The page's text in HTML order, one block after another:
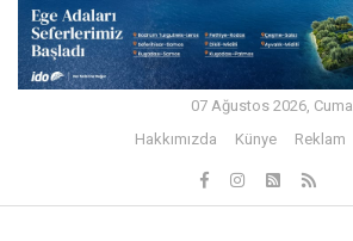
07 Ağustos 2026, Cuma
Hakkımızda
Künye Reklam